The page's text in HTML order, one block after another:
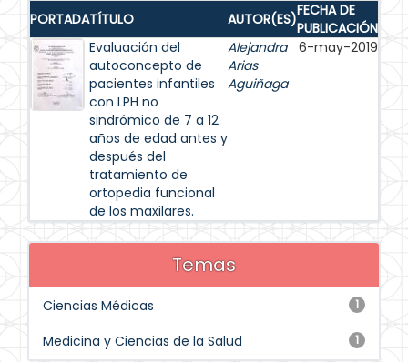
PORTADATÍTULO AUTOR(ES)FECHA DE
PUBLICACIÓN
Evaluación del
autoconcepto de
pacientes infantiles
con LPH no
sindrómico de 7 a 12
años de edad antes y
después del
tratamiento de
ortopedia funcional
de los maxilares.
Alejandra
Arias
Aguiñaga
6-may-2019
Temas
1
Ciencias Médicas
1
Medicina y Ciencias de la Salud